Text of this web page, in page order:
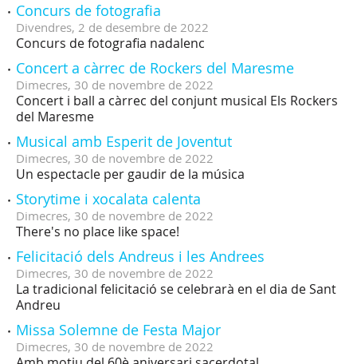
Concurs de fotografia
Divendres, 2 de desembre de 2022
Concurs de fotografia nadalenc
Concert a càrrec de Rockers del Maresme
Dimecres, 30 de novembre de 2022
Concert i ball a càrrec del conjunt musical Els Rockers
del Maresme
Musical amb Esperit de Joventut
Dimecres, 30 de novembre de 2022
Un espectacle per gaudir de la música
Storytime i xocalata calenta
Dimecres, 30 de novembre de 2022
There's no place like space!
Felicitació dels Andreus i les Andrees
Dimecres, 30 de novembre de 2022
La tradicional felicitació se celebrarà en el dia de Sant
Andreu
Missa Solemne de Festa Major
Dimecres, 30 de novembre de 2022